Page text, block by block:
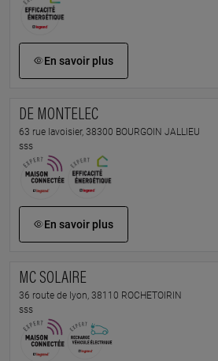
En savoir plus
DE MONTELEC
63 rue lavoisier, 38300 BOURGOIN JALLIEU
sss
En savoir plus
MC SOLAIRE
36 route de lyon, 38110 ROCHETOIRIN
sss